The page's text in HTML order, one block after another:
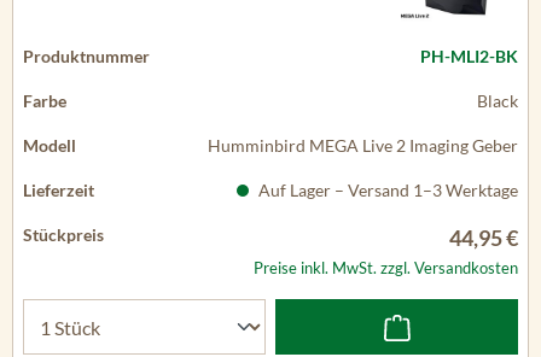
PH-MLI2-BK
Black
Humminbird MEGA Live 2 Imaging Geber
Auf Lager – Versand 1–3 Werktage
44,95 €
Preise inkl. MwSt. zzgl. Versandkosten